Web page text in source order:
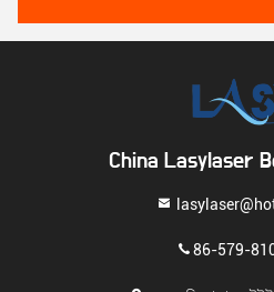
China Lasylaser
86-579-